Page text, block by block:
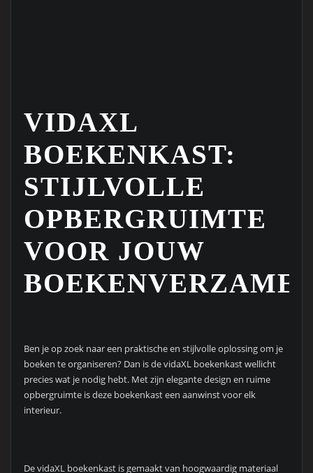
VIDAXL
BOEKENKAST:
STIJLVOLLE
OPBERGRUIMTE
VOOR JOUW
Ben je op zoek naar een praktische en stijlvolle oplossing om je
boeken te organiseren? Dan is de vidaXL boekenkast wellicht
precies wat je nodig hebt. Met zijn elegante design en ruime
opbergruimte is deze boekenkast een aanwinst voor elk
interieur.
De vidaXL boekenkast is gemaakt van hoogwaardig materiaal